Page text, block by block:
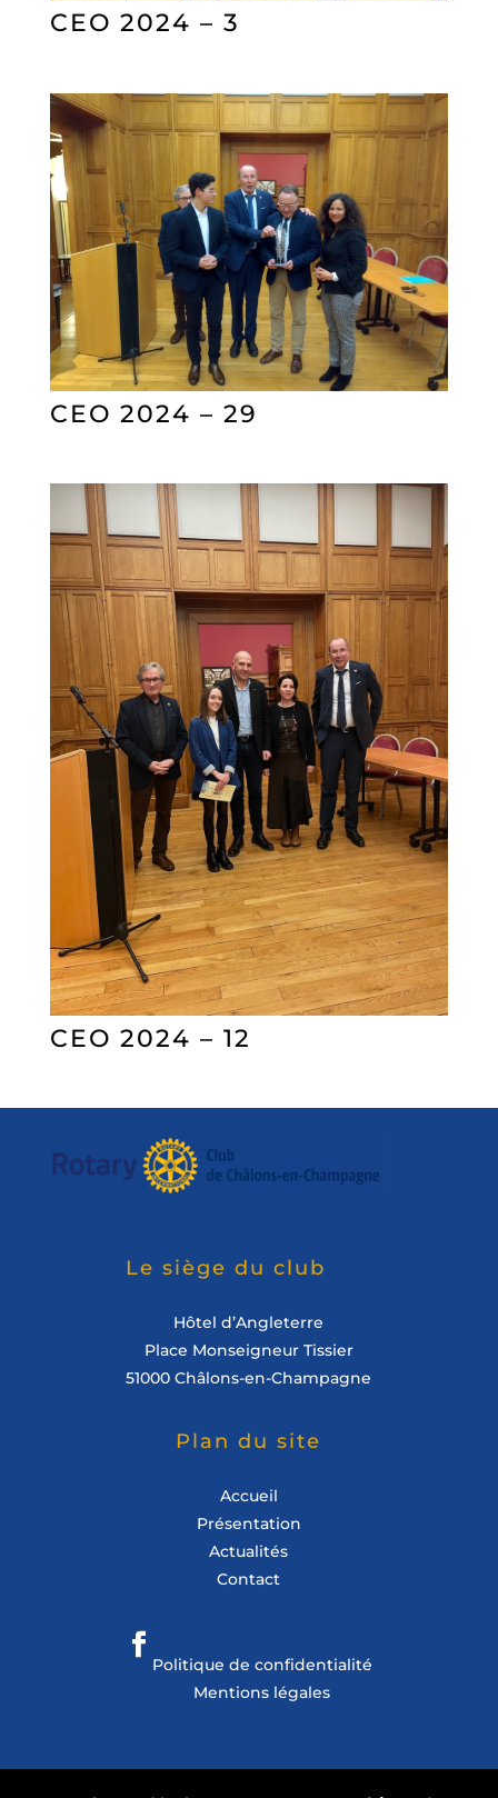
CEO 2024 – 3
CEO 2024 – 29
CEO 2024 – 12
Le siège du club
Hôtel d’Angleterre
Place Monseigneur Tissier
51000 Châlons-en-Champagne
Plan du site
Accueil
Présentation
Actualités
Contact
Politique de confidentialité
Mentions légales